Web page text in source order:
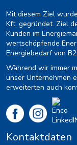
Mit diesem Ziel
Kft. gegründet. Ziel
Kunden im
wertschöpfende
Energiebedarf von
Während wir immer
unser Unternehmen
erweiterten auch
Kontaktdaten